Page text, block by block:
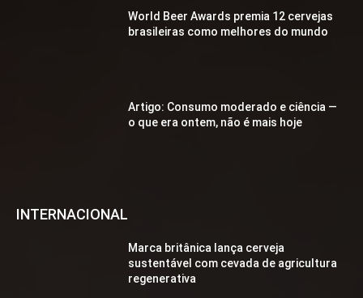
World Beer Awards premia 12 cervejas
brasileiras como melhores do mundo
Artigo: Consumo moderado e ciência —
o que era ontem, não é mais hoje
INTERNACIONAL
Marca britânica lança cerveja
sustentável com cevada de agricultura
regenerativa